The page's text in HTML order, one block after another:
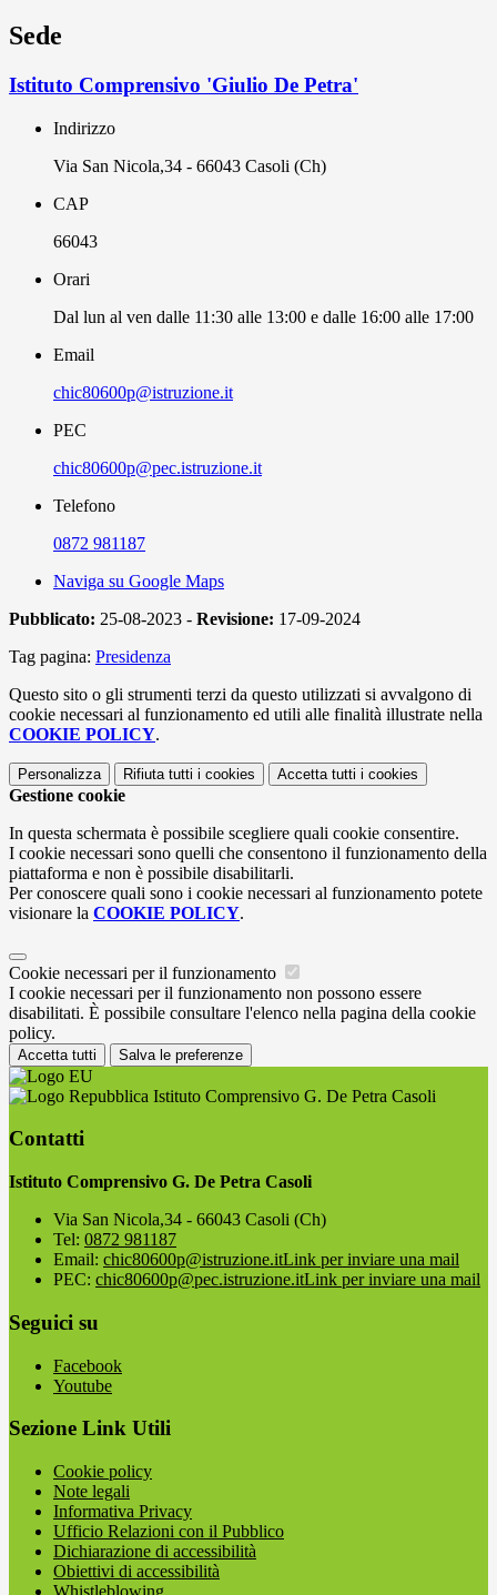
Sede
Istituto Comprensivo 'Giulio De Petra'
Indirizzo
Via San Nicola,34 - 66043 Casoli (Ch)
CAP
66043
Orari
Dal lun al ven dalle 11:30 alle 13:00 e dalle 16:00 alle 17:00
Email
chic80600p@istruzione.it
PEC
chic80600p@pec.istruzione.it
Telefono
0872 981187
Naviga su Google Maps
Pubblicato: 25-08-2023 - Revisione: 17-09-2024
Tag pagina: Presidenza
Questo sito o gli strumenti terzi da questo utilizzati si avvalgono di
cookie necessari al funzionamento ed utili alle finalità illustrate nella
COOKIE POLICY.
Personalizza Rifiuta tutti i cookies Accetta tutti i cookies
Gestione cookie
In questa schermata è possibile scegliere quali cookie consentire.
I cookie necessari sono quelli che consentono il funzionamento della
piattaforma e non è possibile disabilitarli.
Per conoscere quali sono i cookie necessari al funzionamento potete
visionare la COOKIE POLICY.
Cookie necessari per il funzionamento
I cookie necessari per il funzionamento non possono essere
disabilitati. È possibile consultare l'elenco nella pagina della cookie
policy.
Accetta tutti Salva le preferenze
Istituto Comprensivo G. De Petra Casoli
Contatti
Istituto Comprensivo G. De Petra Casoli
Via San Nicola,34 - 66043 Casoli (Ch)
Tel: 0872 981187
Email: chic80600p@istruzione.itLink per inviare una mail
PEC: chic80600p@pec.istruzione.itLink per inviare una mail
Seguici su
Facebook
Youtube
Sezione Link Utili
Cookie policy
Note legali
Informativa Privacy
Ufficio Relazioni con il Pubblico
Dichiarazione di accessibilità
Obiettivi di accessibilità
Whistleblowing